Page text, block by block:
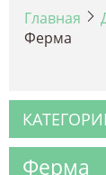
Главная
Ферма
Ферма